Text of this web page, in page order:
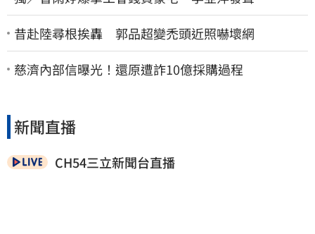
昔赴陸尋根挨轟 郭品超變禿頭近照嚇壞網
慈濟內部信曝光！還原遭詐10億採購過程
新聞直播
CH54三立新聞台直播